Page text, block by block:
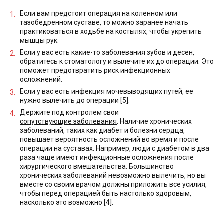
Если вам предстоит операция на коленном или
тазобедренном суставе, то можно заранее начать
практиковаться в ходьбе на костылях, чтобы укрепить
мышцы рук.
Если у вас есть какие-то заболевания зубов и десен,
обратитесь к стоматологу и вылечите их до операции. Это
поможет предотвратить риск инфекционных
осложнений.
Если у вас есть инфекция мочевыводящих путей, ее
нужно вылечить до операции [5].
Держите под контролем свои
сопутствующие заболевания . Наличие хронических
заболеваний, таких как диабет и болезни сердца,
повышает вероятность осложнений во время и после
операции на суставах. Например, люди с диабетом в два
раза чаще имеют инфекционные осложнения после
хирургического вмешательства. Большинство
хронических заболеваний невозможно вылечить, но вы
вместе со своим врачом должны приложить все усилия,
чтобы перед операцией быть настолько здоровым,
насколько это возможно [4].